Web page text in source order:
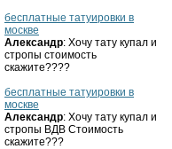
бесплатные татуировки в
москве
Александр: Хочу тату купал и
стропы стоимость
скажите????
бесплатные татуировки в
москве
Александр: Хочу тату купал и
стропы ВДВ Стоимость
скажите???